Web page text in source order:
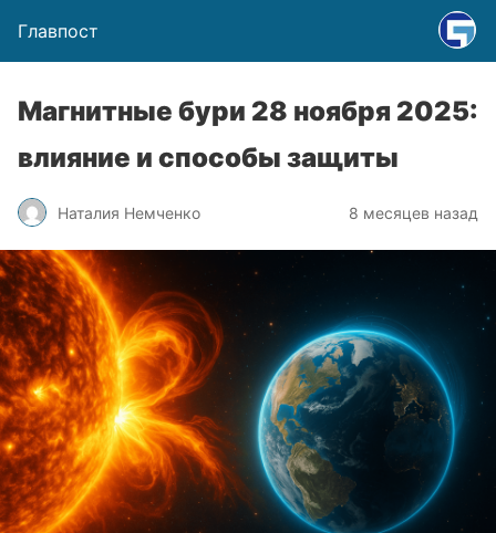
Главпост
Магнитные бури 28 ноября 2025:
влияние и способы защиты
Наталия Немченко 8 месяцев назад